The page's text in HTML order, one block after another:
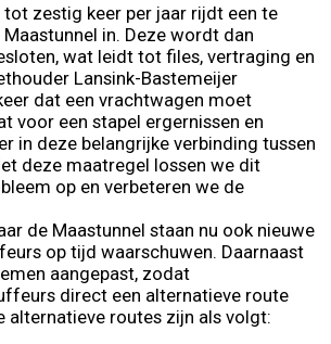
tot zestig keer per jaar rijdt een te
in. Deze wordt dan
wat leidt tot files, vertraging en
Lansink-Bastemeijer
dat een vrachtwagen moet
voor een stapel ergernissen en
in deze belangrijke verbinding tussen
deze maatregel lossen we dit
op en verbeteren we de
de Maastunnel staan nu ook nieuwe
op tijd waarschuwen. Daarnaast
aangepast, zodat
direct een alternatieve route
alternatieve routes zijn als volgt: